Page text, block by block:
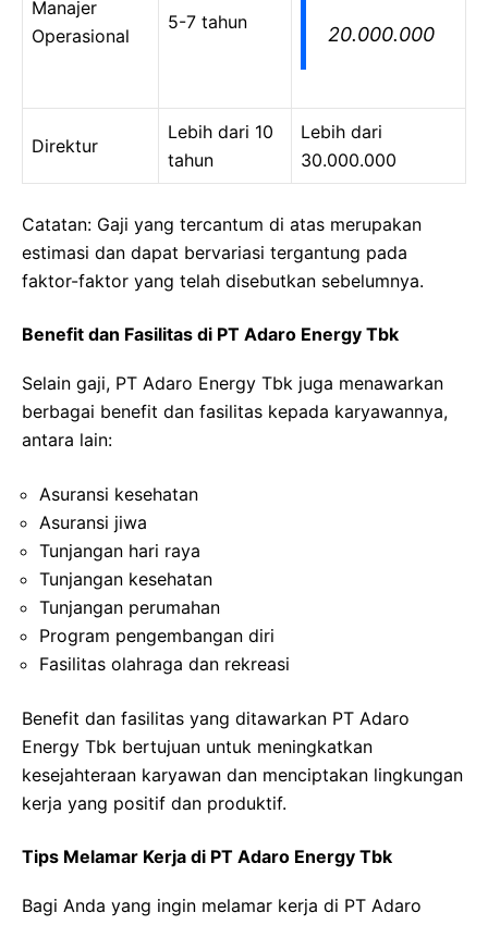
Manajer
Operasional
5-7 tahun
20.000.000
Direktur
Lebih dari 10
tahun
Lebih dari
30.000.000
Catatan: Gaji yang tercantum di atas merupakan
estimasi dan dapat bervariasi tergantung pada
faktor-faktor yang telah disebutkan sebelumnya.
Benefit dan Fasilitas di PT Adaro Energy Tbk
Selain gaji, PT Adaro Energy Tbk juga menawarkan
berbagai benefit dan fasilitas kepada karyawannya,
antara lain:
Asuransi kesehatan
Asuransi jiwa
Tunjangan hari raya
Tunjangan kesehatan
Tunjangan perumahan
Program pengembangan diri
Fasilitas olahraga dan rekreasi
Benefit dan fasilitas yang ditawarkan PT Adaro
Energy Tbk bertujuan untuk meningkatkan
kesejahteraan karyawan dan menciptakan lingkungan
kerja yang positif dan produktif.
Tips Melamar Kerja di PT Adaro Energy Tbk
Bagi Anda yang ingin melamar kerja di PT Adaro